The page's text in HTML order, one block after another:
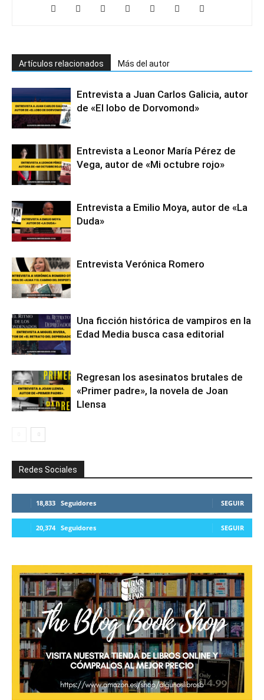
Artículos relacionados Más del autor
Entrevista a Juan Carlos Galicia, autor
de «El lobo de Dorvomond»
Entrevista a Leonor María Pérez de
Vega, autor de «Mi octubre rojo»
Entrevista a Emilio Moya, autor de «La
Duda»
Entrevista Verónica Romero
Una ficción histórica de vampiros en la
Edad Media busca casa editorial
Regresan los asesinatos brutales de
«Primer padre», la novela de Joan
Llensa
Redes Sociales
18,833 Seguidores SEGUIR
20,374 Seguidores SEGUIR